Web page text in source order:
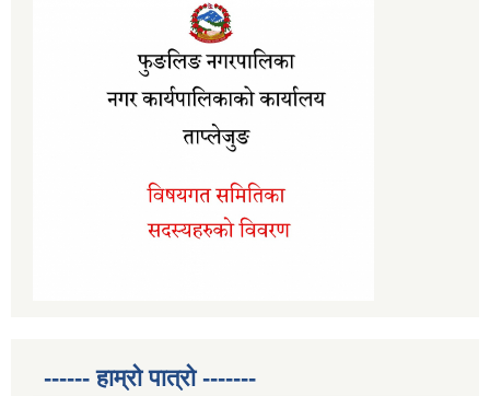
------ हाम्रो पात्रो -------